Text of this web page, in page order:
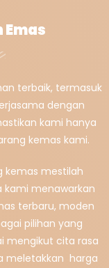
terbaik, termasuk
dengan
kami hanya
kemas kami.
kemas mestilah
kami menawarkan
terbaru, moden
pilihan yang
mengikut cita rasa
meletakkan harga